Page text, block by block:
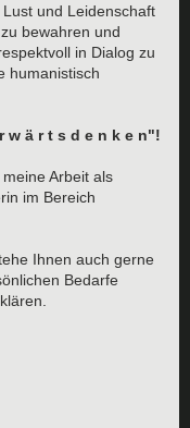
und Leidenschaft
bewahren und
in Dialog zu
humanistisch
w ä r t s d e n k e n"!
Arbeit als
im Bereich
Ihnen auch gerne
Bedarfe